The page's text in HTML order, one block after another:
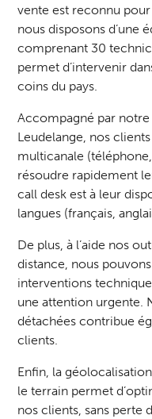
vente est reconnu pour
nous disposons d’une
comprenant 30
permet d’intervenir
coins du pays.
Accompagné par notre
Leudelange, nos
multicanale
résoudre rapidement
call desk est à leur
langues (français,
De plus, à l’aide nos
distance, nous
interventions
une attention urgente.
détachées contribue
clients.
Enfin, la
le terrain permet
nos clients, sans perte